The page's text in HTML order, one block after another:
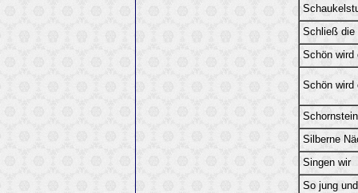
Schließ die
Schön wird
Schön wird
Silberne
Singen wir
So jung